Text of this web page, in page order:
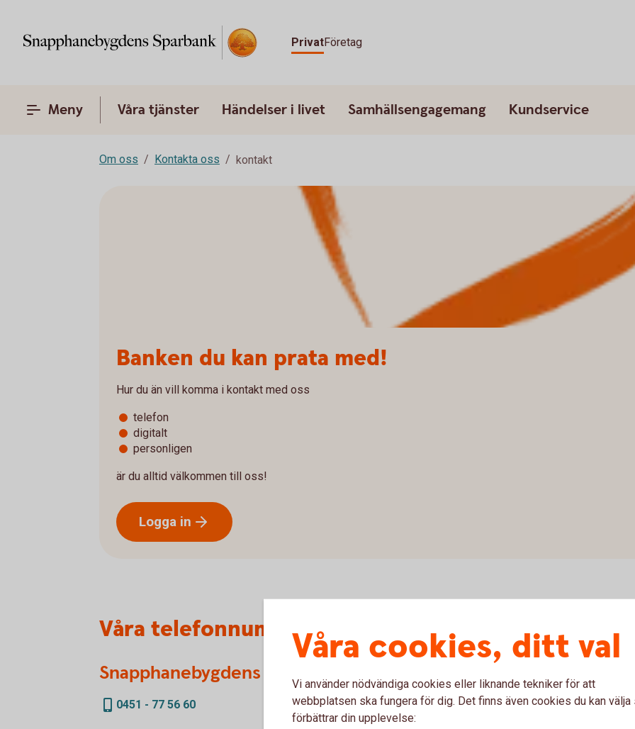
PrivatFöretag
Meny Våra tjänster Händelser i livet Samhällsengagemang Kundservice
Om oss Kontakta oss kontakt
Banken du kan prata med!
Hur du än vill komma i kontakt med oss
telefon
digitalt
personligen
är du alltid välkommen till oss!
Logga in
Våra telefonnummer
Snapphanebygdens Sparbank (växel)
0451 - 77 56 60
Digital support
Öppen dygnet runt. Support
Våra cookies, ditt val
Vi använder nödvändiga cookies eller liknande tekniker för att
webbplatsen ska fungera för dig. Det finns även cookies du kan välja
förbättrar din upplevelse: